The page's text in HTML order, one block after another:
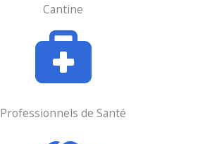
Cantine
Professionnels de Santé